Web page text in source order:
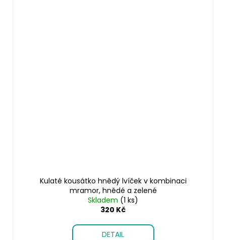
Kulaté kousátko hnědý lvíček v kombinaci
mramor, hnědé a zelené
Skladem (1 ks)
320 Kč
DETAIL